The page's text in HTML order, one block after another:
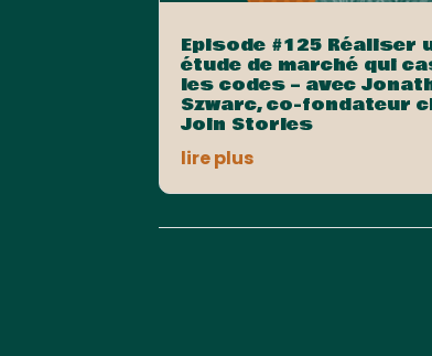
Episode #125 Réaliser
étude de marché qui
les codes – avec
Szwarc, co-fondateur
Join Stories
lire plus